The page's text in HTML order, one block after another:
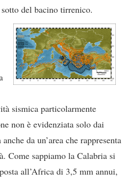
del bacino tirrenico.
sismica particolarmente
non è evidenziata solo dai
da un’area che rappresenta
Come sappiamo la Calabria si
all’Africa di 3,5 mm annui,